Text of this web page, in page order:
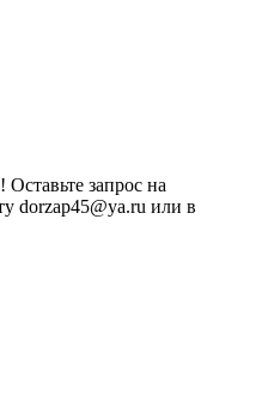
запрос на
dorzap45@ya.ru или в